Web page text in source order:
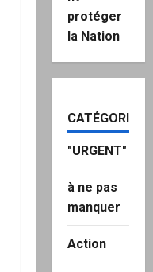
protéger
la Nation
CATÉGORIES
"URGENT"
à ne pas
manquer
Action